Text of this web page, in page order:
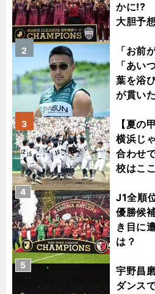
かに!?
大胆予
「お前
「あい
葉を浴
が貫い
2
【夏の
横浜じ
合わせ
校はこ
3
J1全順
優勝候
き目に
は？
4
宇野昌
ダンス
5